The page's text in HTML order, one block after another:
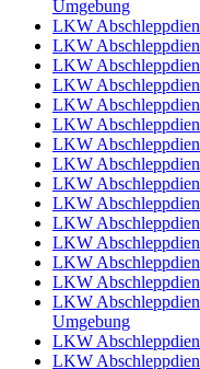
Umgebung
LKW
LKW
LKW
LKW
LKW
LKW
LKW
LKW
LKW
LKW
LKW
LKW
LKW
LKW
LKW
Umgebung
LKW
LKW